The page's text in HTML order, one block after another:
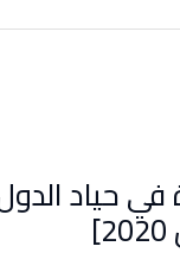
في حياد